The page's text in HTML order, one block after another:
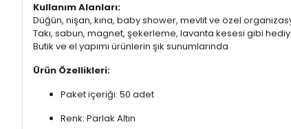
Kullanım Alanları:
Düğün, nişan, kına, baby shower, mevlit ve özel
Takı, sabun, magnet, şekerleme, lavanta kesesi gibi
Butik ve el yapımı ürünlerin şık sunumlarında
Ürün Özellikleri:
Paket içeriği: 50 adet
Renk: Parlak Altın